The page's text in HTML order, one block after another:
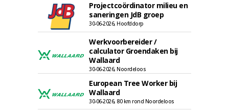
Projectcoördinator milieu en
saneringen JdB groep
30-06-2026, Hoofddorp
Werkvoorbereider /
calculator Groendaken bij
Wallaard
30-06-2026, Noordeloos
European Tree Worker bij
Wallaard
30-06-2026, 80 km rond Noordeloos